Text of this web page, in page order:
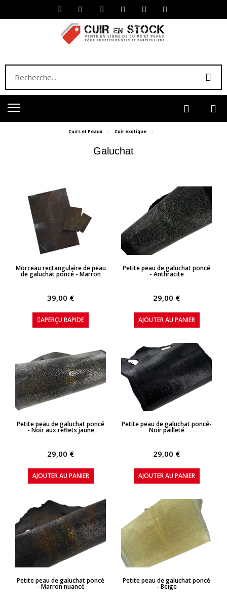
Cuirs et Peaux Cuir exotique
Galuchat
APERÇU RAPIDE
Morceau rectangulaire de peau
de galuchat poncé - Marron
39,00 €
APERÇU RAPIDE
APERÇU RAPIDE
Petite peau de galuchat poncé
- Anthracite
29,00 €
AJOUTER AU PANIER
APERÇU RAPIDE
Petite peau de galuchat poncé
- Noir aux reflets jaune
29,00 €
AJOUTER AU PANIER
APERÇU RAPIDE
Petite peau de galuchat poncé-
Noir pailleté
29,00 €
AJOUTER AU PANIER
APERÇU RAPIDE
Petite peau de galuchat poncé
- Marron nuancé
APERÇU RAPIDE
Petite peau de galuchat poncé
- Beige